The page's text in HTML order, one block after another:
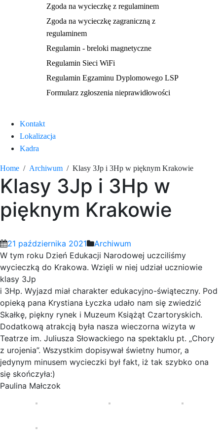
Zgoda na wycieczkę z regulaminem
Zgoda na wycieczkę zagraniczną z
regulaminem
Regulamin - breloki magnetyczne
Regulamin Sieci WiFi
Regulamin Egzaminu Dyplomowego LSP
Formularz zgłoszenia nieprawidłowości
Kontakt
Lokalizacja
Kadra
Home Archiwum Klasy 3Jp i 3Hp w pięknym Krakowie
Klasy 3Jp i 3Hp w
pięknym Krakowie
21 października 2021
Archiwum
W tym roku Dzień Edukacji Narodowej uczciliśmy
wycieczką do Krakowa. Wzięli w niej udział uczniowie
klasy 3Jp
i 3Hp. Wyjazd miał charakter edukacyjno-świąteczny. Pod
opieką pana Krystiana Łyczka udało nam się zwiedzić
Skałkę, piękny rynek i Muzeum Książąt Czartoryskich.
Dodatkową atrakcją była nasza wieczorna wizyta w
Teatrze im. Juliusza Słowackiego na spektaklu pt. „Chory
z urojenia”. Wszystkim dopisywał świetny humor, a
jedynym minusem wycieczki był fakt, iż tak szybko ona
się skończyła:)
Paulina Małczok